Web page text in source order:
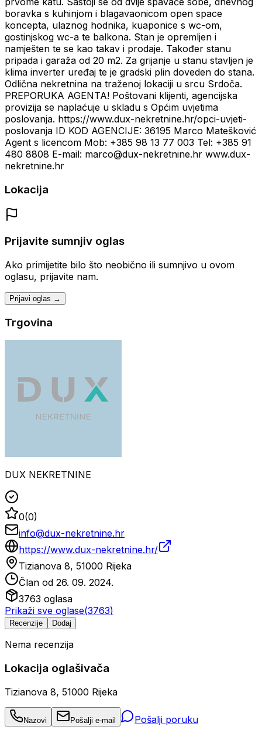
boravka s kuhinjom i blagavaonicom open space
koncepta, ulaznog hodnika, kuaponice s wc-om,
gostinjskog wc-a te balkona. Stan je opremljen i
namješten te se kao takav i prodaje. Također stanu
pripada i garaža od 20 m2. Za grijanje u stanu stavljen je
klima inverter uređaj te je gradski plin doveden do stana.
Odlična nekretnina na traženoj lokaciji u srcu Srdoča.
PREPORUKA AGENTA! Poštovani klijenti, agencijska
provizija se naplaćuje u skladu s Općim uvjetima
poslovanja. https://www.dux-nekretnine.hr/opci-uvjeti-
poslovanja ID KOD AGENCIJE: 36195 Marco Matešković
Agent s licencom Mob: +385 98 13 77 003 Tel: +385 91
480 8808 E-mail: marco@dux-nekretnine.hr www.dux-
nekretnine.hr
Lokacija
Prijavite sumnjiv oglas
Ako primijetite bilo što neobično ili sumnjivo u ovom
oglasu, prijavite nam.
Prijavi oglas →
Trgovina
DUX NEKRETNINE
0(0)
info@dux-nekretnine.hr
https://www.dux-nekretnine.hr/
Tizianova 8, 51000 Rijeka
Član od 26. 09. 2024.
3763 oglasa
Prikaži sve oglase(3763)
Recenzije Dodaj
Nema recenzija
Lokacija oglašivača
Tizianova 8, 51000 Rijeka
Nazovi Pošalji e-mail Pošalji poruku